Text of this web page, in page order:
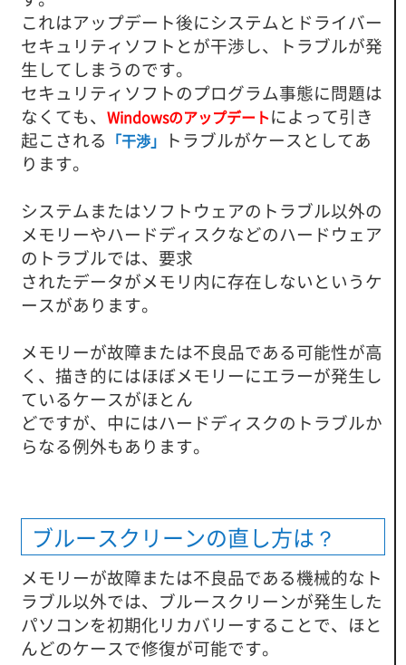
これはアップデート後にシステムとドライバー
セキュリティソフトとが干渉し、トラブルが発
生してしまうのです。
セキュリティソフトのプログラム事態に問題は
なくても、Windowsのアップデートによって引き
起こされる 「干渉」
トラブルがケースとしてあ
ります。
システムまたはソフトウェアのトラブル以外の
メモリーやハードディスクなどのハードウェア
のトラブルでは、要求
されたデータがメモリ内に存在しないというケ
ースがあります。
メモリーが故障または不良品である可能性が高
く、描き的にはほぼメモリーにエラーが発生し
ているケースがほとん
どですが、中にはハードディスクのトラブルか
らなる例外もあります。
ブルースクリーンの直し方は？
メモリーが故障または不良品である機械的なト
ラブル以外では、ブルースクリーンが発生した
パソコンを初期化リカバリーすることで、ほと
んどのケースで修復が可能です。